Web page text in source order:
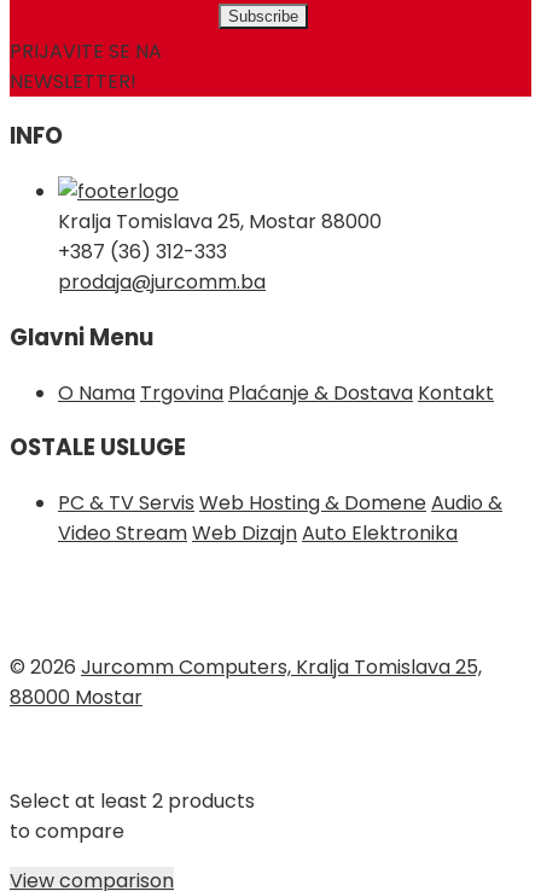
PRIJAVITE SE NA
NEWSLETTER!
INFO
Kralja Tomislava 25, Mostar 88000
+387 (36) 312-333
prodaja@jurcomm.ba
Glavni Menu
O Nama Trgovina Plaćanje & Dostava Kontakt
OSTALE USLUGE
PC & TV Servis Web Hosting & DomeneAudio &
Video StreamWeb DizajnAuto Elektronika
© 2026 Jurcomm Computers, Kralja Tomislava 25,
88000 Mostar
Select at least 2 products
to compare
View comparison